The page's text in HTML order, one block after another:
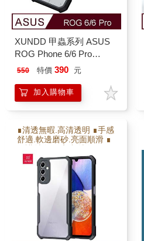
XUNDD 甲蟲系列 ASUS
ROG Phone 6/6 Pro
AI2201 防摔保護軟殼 炫酷
550 特價 390 元
加入購物車
∎清透無暇.高清透明 ∎手感
舒適.軟邊磨砂.亮面順滑 ∎
M ∎防撞耐摔.增加氣囊瓦
解充擊力 ∎軟硬雙倍保護